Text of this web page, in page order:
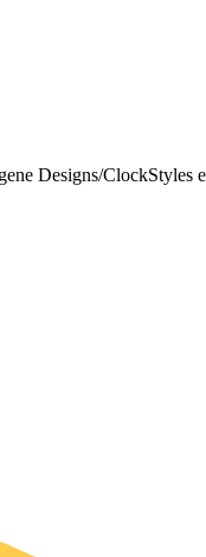
Designs/ClockStyles